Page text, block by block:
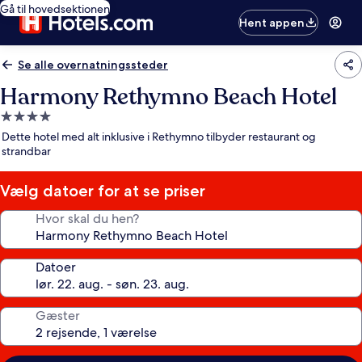
Gå til hovedsektionen
Hent appen
Se alle overnatningssteder
Harmony Rethymno Beach Hotel
4.0-
stjernet
overnatningssted
Dette hotel med alt inklusive i Rethymno tilbyder restaurant og
strandbar
Vælg datoer for at se priser
Hvor skal du hen?
Datoer
Gæster